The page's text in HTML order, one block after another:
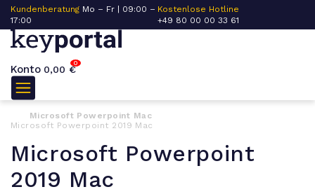
Kundenberatung Mo – Fr | 09:00 –
17:00
Kostenlose Hotline
+49 80 00 00 33 61
Konto
0
0,00 €
Microsoft Powerpoint Mac
Microsoft Powerpoint 2019 Mac
Microsoft Powerpoint
2019 Mac